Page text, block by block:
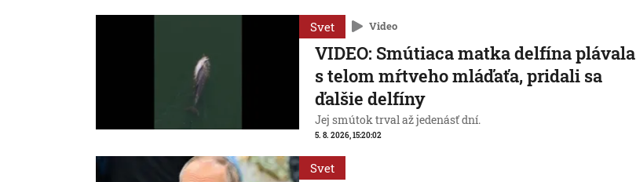
Svet Video
VIDEO: Smútiaca matka delfína plávala
s telom mŕtveho mláďaťa, pridali sa
ďalšie delfíny
Jej smútok trval až jedenásť dní.
5. 8. 2026, 15:20:02
Svet